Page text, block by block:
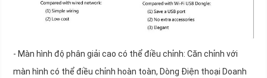
- Màn hình độ phân giải cao có thể điều chỉnh: Căn chỉnh với
màn hình có thể điều chỉnh hoàn toàn, Dòng Điện thoại Doanh